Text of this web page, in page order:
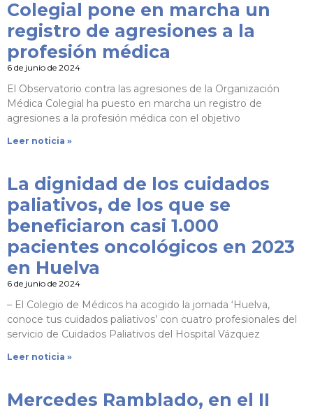
Colegial pone en marcha un
registro de agresiones a la
profesión médica
6 de junio de 2024
El Observatorio contra las agresiones de la Organización
Médica Colegial ha puesto en marcha un registro de
agresiones a la profesión médica con el objetivo
Leer noticia »
La dignidad de los cuidados
paliativos, de los que se
beneficiaron casi 1.000
pacientes oncológicos en 2023
en Huelva
6 de junio de 2024
– El Colegio de Médicos ha acogido la jornada ‘Huelva,
conoce tus cuidados paliativos’ con cuatro profesionales del
servicio de Cuidados Paliativos del Hospital Vázquez
Leer noticia »
Mercedes Ramblado, en el II